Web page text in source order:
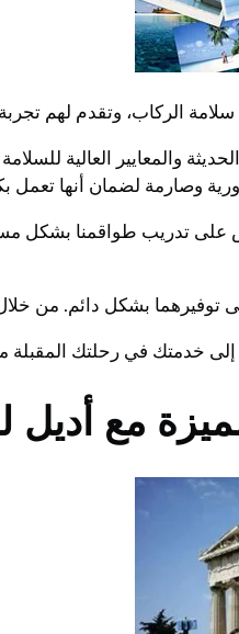
الركاب، وتقدم لهم
والمعايير العالية
وصارمة لضمان أنها تعمل
على تدريب طواقمنا بشكل
توفيرهما بشكل دائم. من
خدمتك في رحلتك المقبلة
مع أديل